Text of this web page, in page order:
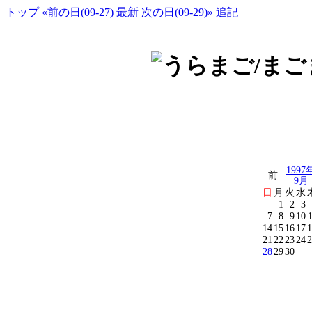
トップ «前の日(09-27) 最新 次の日(09-29)» 追記
前
1997
9月
日 月 火 水
1
2 3
7 8 910
14151617
21 22 2324
282930